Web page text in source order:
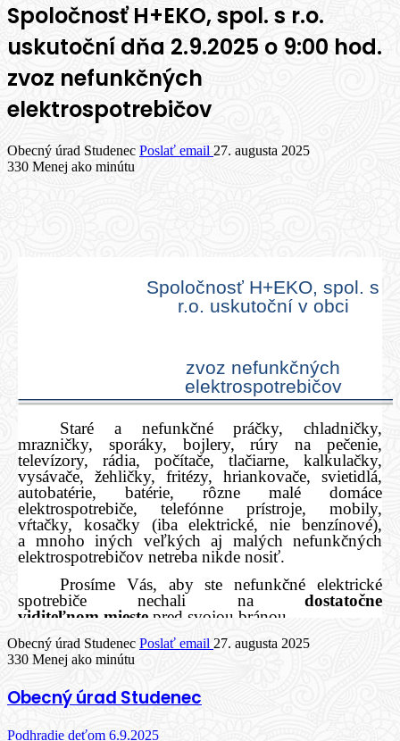
Spoločnosť H+EKO, spol. s r.o.
uskutoční dňa 2.9.2025 o 9:00 hod.
zvoz nefunkčných
elektrospotrebičov
Obecný úrad Studenec Poslať email 27. augusta 2025
330 Menej ako minútu
Obecný úrad Studenec Poslať email 27. augusta 2025
330 Menej ako minútu
Obecný úrad Studenec
Podhradie deťom 6.9.2025